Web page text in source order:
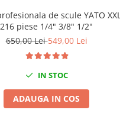
de scule YATO
216 piese 1/4" 3/8" 1/2"
650,00 Lei549,00 Lei
IN STOC
ADAUGA IN COS